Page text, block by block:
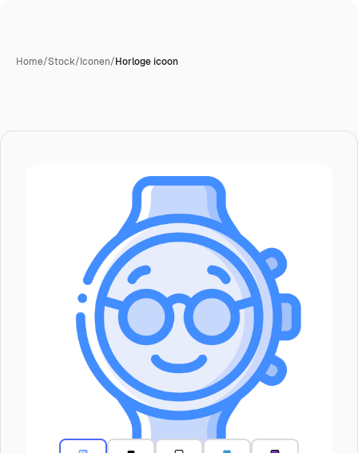
Home/Stock/Iconen/Horloge icoon